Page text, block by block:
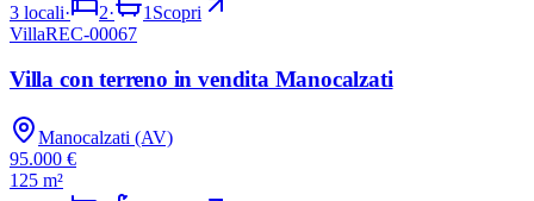
3 locali· 2· 1 Scopri
VillaREC-00067
Villa con terreno in vendita Manocalzati
Manocalzati (AV)
95.000 €
125 m²